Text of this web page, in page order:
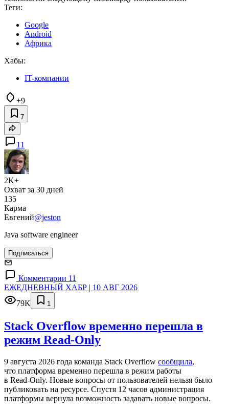
Теги:
Google
Android
Африка
Хабы:
IT-компании
+9
7
11
2K+
Охват за 30 дней
135
Карма
Евгений@jeston
Java software engineer
Подписаться
Комментарии 11
ЕЖЕДНЕВНЫЙ ХАБР | 10 АВГ 2026
79K
1
Stack Overflow временно перешла в
режим Read-Only
9 августа 2026 года команда Stack Overflow сообщила,
что платформа временно перешла в режим работы
в Read‑Only. Новые вопросы от пользователей нельзя было
публиковать на ресурсе. Спустя 12 часов администрация
платформы вернула возможность задавать новые вопросы.